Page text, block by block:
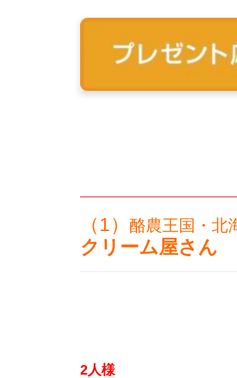
（1） 酪農王国・北
クリーム屋さん
2人様